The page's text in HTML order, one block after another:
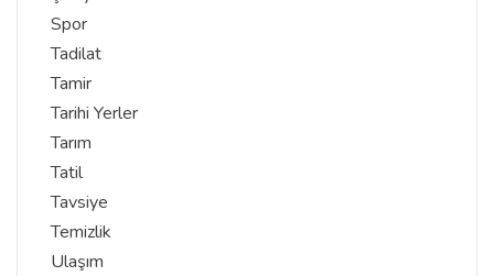
Spor
Tadilat
Tamir
Tarihi Yerler
Tarım
Tatil
Tavsiye
Temizlik
Ulaşım